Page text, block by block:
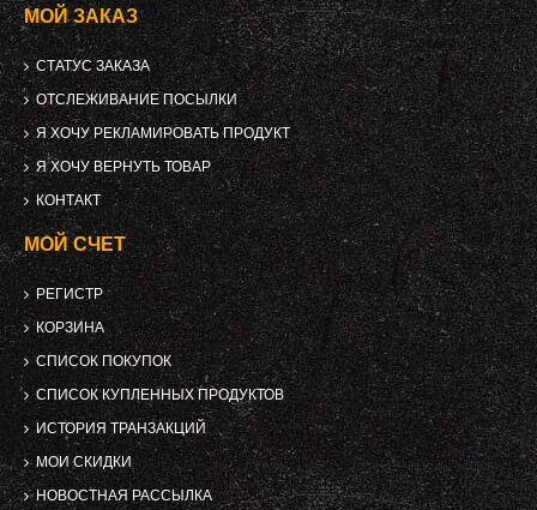
МОЙ ЗАКАЗ
СТАТУС ЗАКАЗА
ОТСЛЕЖИВАНИЕ ПОСЫЛКИ
Я ХОЧУ РЕКЛАМИРОВАТЬ ПРОДУКТ
Я ХОЧУ ВЕРНУТЬ ТОВАР
КОНТАКТ
МОЙ СЧЕТ
РЕГИСТР
КОРЗИНА
СПИСОК ПОКУПОК
СПИСОК КУПЛЕННЫХ ПРОДУКТОВ
ИСТОРИЯ ТРАНЗАКЦИЙ
МОИ СКИДКИ
НОВОСТНАЯ РАССЫЛКА